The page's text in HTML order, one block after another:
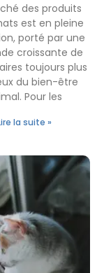
des produits
est en pleine
porté par une
croissante de
toujours plus
du bien-être
Pour les
la suite »